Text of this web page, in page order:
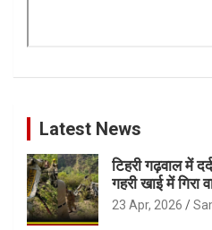
Latest News
टिहरी गढ़वाल में
गहरी खाई में गिरा
23 Apr, 2026